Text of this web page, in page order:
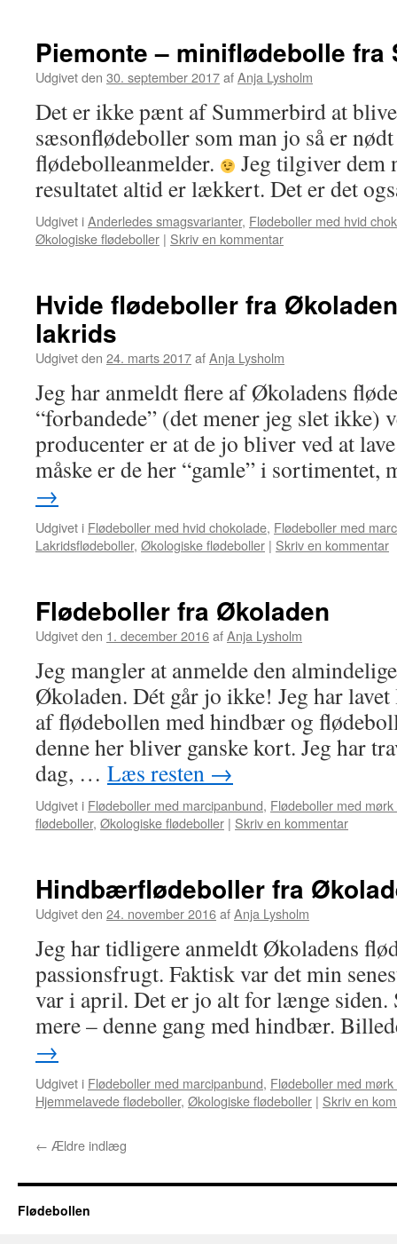
Piemonte – miniflødebolle fra
Udgivet den 30. september 2017afAnja Lysholm
Det er ikke pænt af Summerbird at
sæsonflødeboller som man jo så er
flødebolleanmelder.
Jeg tilgiver
resultatet altid er lækkert. Det er det
Udgivet iAnderledes smagsvarianter, Flødeboller med hvid
Økologiske flødeboller | Skriv en kommentar
Hvide flødeboller fra
lakrids
Udgivet den 24. marts 2017afAnja Lysholm
Jeg har anmeldt flere af Økoladens
“forbandede” (det mener jeg slet ikke)
producenter er at de jo bliver ved at
måske er de her “gamle” i
→
Udgivet i Flødeboller med hvid chokolade, Flødeboller med
Lakridsflødeboller, Økologiske flødeboller | Skriv en kommentar
Flødeboller fra Økoladen
Udgivet den 1. december 2016afAnja Lysholm
Jeg mangler at anmelde den
Økoladen. Dét går jo ikke! Jeg har
af flødebollen med hindbær og
denne her bliver ganske kort. Jeg har
dag, … Læs resten →
Udgivet i Flødeboller med marcipanbund, Flødeboller med
flødeboller, Økologiske flødeboller | Skriv en kommentar
Hindbærflødeboller fra
Udgivet den 24. november 2016afAnja Lysholm
Jeg har tidligere anmeldt Økoladens
passionsfrugt. Faktisk var det min
var i april. Det er jo alt for længe siden.
mere – denne gang med hindbær.
→
Udgivet i Flødeboller med marcipanbund, Flødeboller med
Hjemmelavede flødeboller, Økologiske flødeboller | Skriv en
← Ældre indlæg
Flødebollen